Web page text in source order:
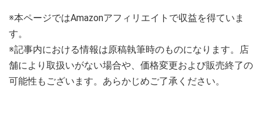
※本ページではAmazonアフィリエイトで収益を得ていま
す。
※記事内における情報は原稿執筆時のものになります。店
舗により取扱いがない場合や、価格変更および販売終了の
可能性もございます。あらかじめご了承ください。